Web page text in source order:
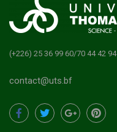
(+226) 25 36 99 60/70 44 42 94
contact@uts.bf